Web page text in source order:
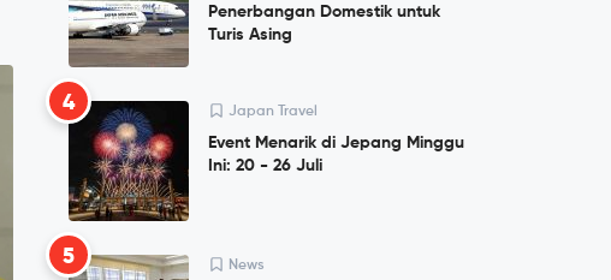
Penerbangan Domestik untuk
Turis Asing
4 Japan Travel
Event Menarik di Jepang Minggu
Ini: 20 - 26 Juli
5 News